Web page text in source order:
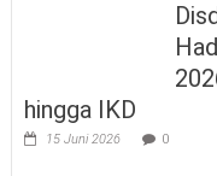
hingga IKD
15 Juni 2026 0